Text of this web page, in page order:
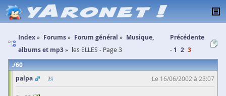
Index Forums Forum général
Musique,
albums et mp3
les ELLES - Page 3
Précédente
1 2 3
60
palpa
Le 16/06/2002 à 23:07